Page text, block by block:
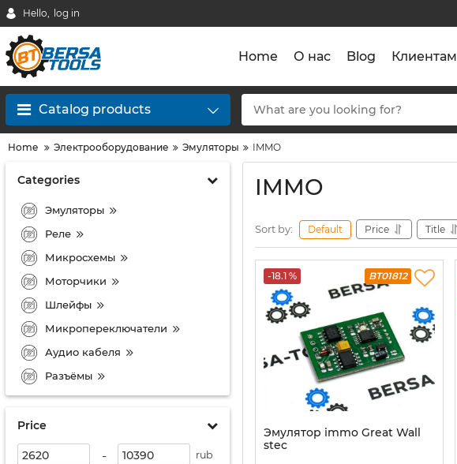
Hello, log in
Home О нас Blog Клиентам
Catalog products
Home Электрооборудование Эмуляторы IMMO
Categories
Эмуляторы
Реле
Микросхемы
Моторчики
Шлейфы
Микропереключатели
Аудио кабеля
Разъёмы
Price
- rub
IMMO
Sort by: Default Price Title
-18.1 % BT01812
Эмулятор immo Great Wall
stec